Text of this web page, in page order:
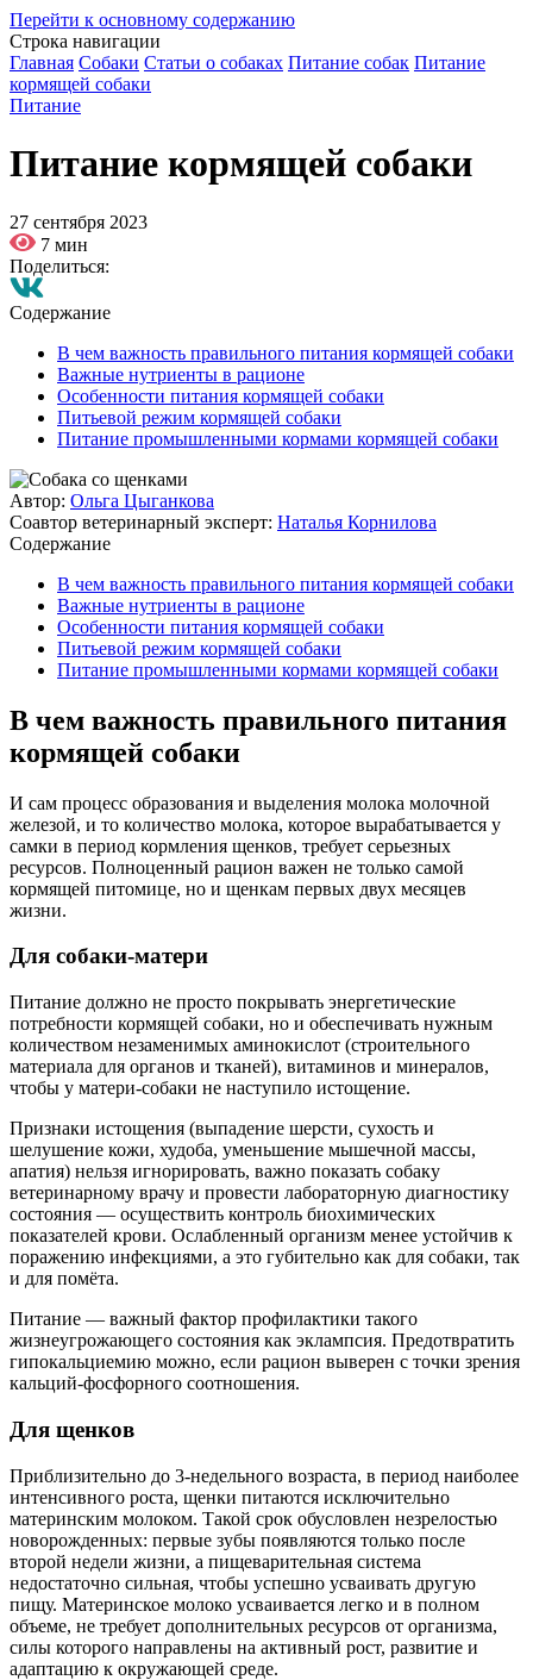
Перейти к основному содержанию
Строка навигации
Главная Собаки Статьи о собаках Питание собак Питание
кормящей собаки
Питание
Питание кормящей собаки
27 сентября 2023
7 мин
Поделиться:
Содержание
В чем важность правильного питания кормящей собаки
Важные нутриенты в рационе
Особенности питания кормящей собаки
Питьевой режим кормящей собаки
Питание промышленными кормами кормящей собаки
Автор: Ольга Цыганкова
Соавтор ветеринарный эксперт: Наталья Корнилова
Содержание
В чем важность правильного питания кормящей собаки
Важные нутриенты в рационе
Особенности питания кормящей собаки
Питьевой режим кормящей собаки
Питание промышленными кормами кормящей собаки
В чем важность правильного питания
кормящей собаки
И сам процесс образования и выделения молока молочной
железой, и то количество молока, которое вырабатывается у
самки в период кормления щенков, требует серьезных
ресурсов. Полноценный рацион важен не только самой
кормящей питомице, но и щенкам первых двух месяцев
жизни.
Для собаки-матери
Питание должно не просто покрывать энергетические
потребности кормящей собаки, но и обеспечивать нужным
количеством незаменимых аминокислот (строительного
материала для органов и тканей), витаминов и минералов,
чтобы у матери-собаки не наступило истощение.
Признаки истощения (выпадение шерсти, сухость и
шелушение кожи, худоба, уменьшение мышечной массы,
апатия) нельзя игнорировать, важно показать собаку
ветеринарному врачу и провести лабораторную диагностику
состояния — осуществить контроль биохимических
показателей крови. Ослабленный организм менее устойчив к
поражению инфекциями, а это губительно как для собаки, так
и для помёта.
Питание — важный фактор профилактики такого
жизнеугрожающего состояния как эклампсия. Предотвратить
гипокальциемию можно, если рацион выверен с точки зрения
кальций-фосфорного соотношения.
Для щенков
Приблизительно до 3-недельного возраста, в период наиболее
интенсивного роста, щенки питаются исключительно
материнским молоком. Такой срок обусловлен незрелостью
новорожденных: первые зубы появляются только после
второй недели жизни, а пищеварительная система
недостаточно сильная, чтобы успешно усваивать другую
пищу. Материнское молоко усваивается легко и в полном
объеме, не требует дополнительных ресурсов от организма,
силы которого направлены на активный рост, развитие и
адаптацию к окружающей среде.